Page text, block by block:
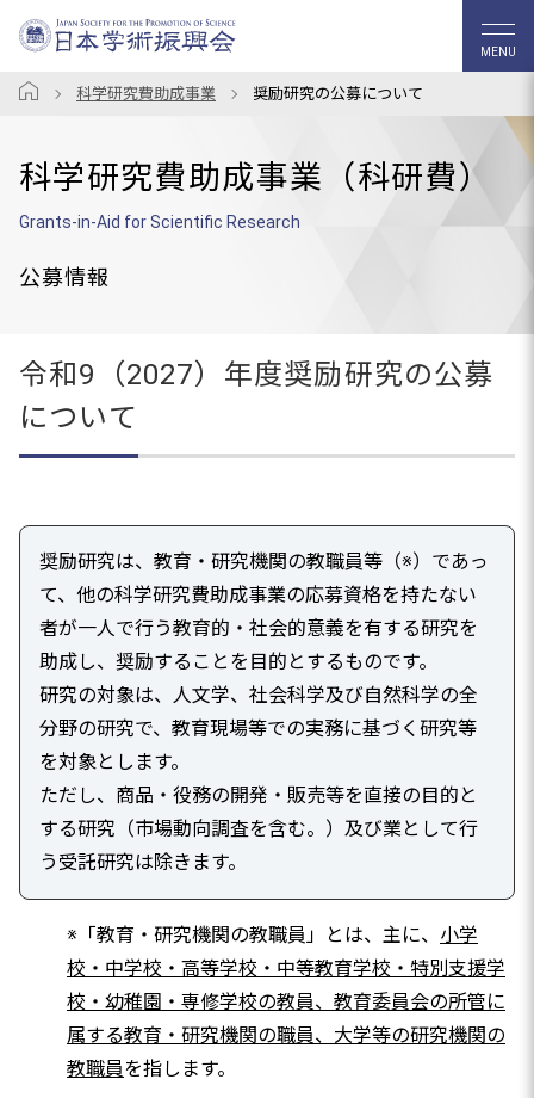
MENU
科学研究費助成事業 奨励研究の公募について
科学研究費助成事業（科研費）
Grants-in-Aid for Scientific Research
公募情報
令和9（2027）年度奨励研究の公募
について
奨励研究は、教育・研究機関の教職員等（※）であっ
て、他の科学研究費助成事業の応募資格を持たない
者が一人で行う教育的・社会的意義を有する研究を
助成し、奨励することを目的とするものです。
研究の対象は、人文学、社会科学及び自然科学の全
分野の研究で、教育現場等での実務に基づく研究等
を対象とします。
ただし、商品・役務の開発・販売等を直接の目的と
する研究（市場動向調査を含む。）及び業として行
う受託研究は除きます。
※「教育・研究機関の教職員」とは、主に、 小学
校・中学校・高等学校・中等教育学校・特別支援学
校・幼稚園・専修学校の教員、教育委員会の所管に
属する教育・研究機関の職員、大学等の研究機関の
教職員を指します。